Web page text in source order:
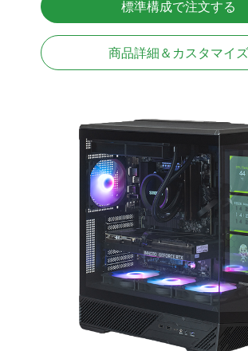
Windows11 Home 64bit
標準構成で注文する
商品詳細＆カスタマイズ